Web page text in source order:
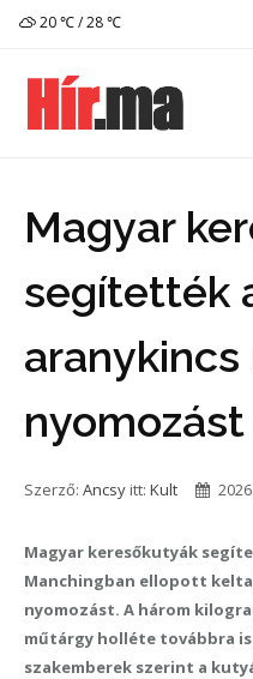
20 ℃ / 28 ℃
Magyar
segítették
aranykincs
nyomozást
Szerző: Ancsy itt: Kult
Magyar keresőkutyák
Manchingban ellopott
nyomozást. A három
műtárgy holléte továbbra
szakemberek szerint a